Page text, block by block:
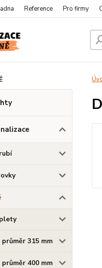
Reference Pro firmy
315 mm
400 mm